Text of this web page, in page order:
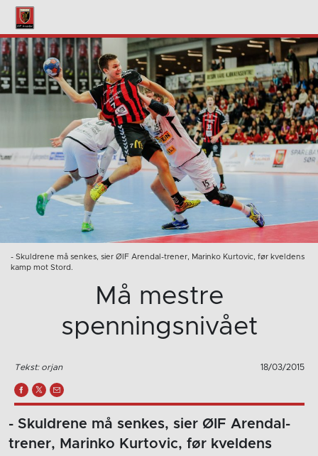
- Skuldrene må senkes, sier ØIF Arendal-trener, Marinko Kurtovic, før kveldens
kamp mot Stord.
Må mestre
spenningsnivået
Tekst: orjan 18/03/2015
- Skuldrene må senkes, sier ØIF Arendal-
trener, Marinko Kurtovic, før kveldens